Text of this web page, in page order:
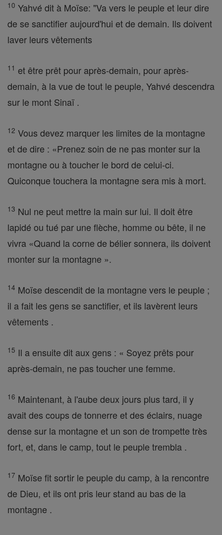
10 Yahvé dit à Moïse: "Va vers le peuple et leur dire
de se sanctifier aujourd'hui et de demain. Ils doivent
laver leurs vêtements
11 et être prêt pour après-demain, pour après-
demain, à la vue de tout le peuple, Yahvé descendra
sur le mont Sinaï .
12 Vous devez marquer les limites de la montagne
et de dire : «Prenez soin de ne pas monter sur la
montagne ou à toucher le bord de celui-ci.
Quiconque touchera la montagne sera mis à mort.
13 Nul ne peut mettre la main sur lui. Il doit être
lapidé ou tué par une flèche, homme ou bête, il ne
vivra «Quand la corne de bélier sonnera, ils doivent
monter sur la montagne ».
14 Moïse descendit de la montagne vers le peuple ;
il a fait les gens se sanctifier, et ils lavèrent leurs
vêtements .
15 Il a ensuite dit aux gens : « Soyez prêts pour
après-demain, ne pas toucher une femme.
16 Maintenant, à l'aube deux jours plus tard, il y
avait des coups de tonnerre et des éclairs, nuage
dense sur la montagne et un son de trompette très
fort, et, dans le camp, tout le peuple trembla .
17 Moïse fit sortir le peuple du camp, à la rencontre
de Dieu, et ils ont pris leur stand au bas de la
montagne .